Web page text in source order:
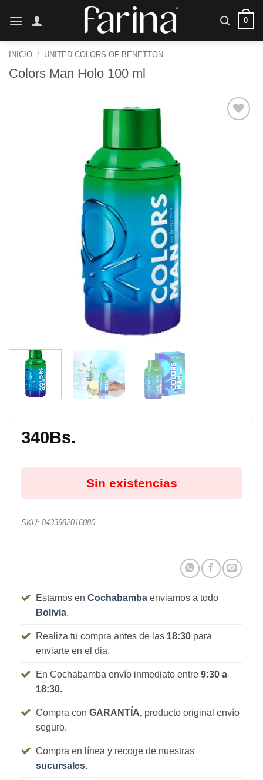
0
INICIO / UNITED COLORS OF BENETTON
Colors Man Holo 100 ml
340Bs.
Sin existencias
SKU: 8433982016080
Estamos en Cochabamba enviamos a todo
Bolivia.
Realiza tu compra antes de las 18:30para
enviarte en el dia.
En Cochabamba envío inmediato entre 9:30 a
18:30.
Compra con GARANTÍA,producto original envío
seguro.
Compra en línea y recoge de nuestras
sucursales.